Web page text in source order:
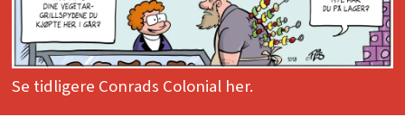
Se tidligere Conrads Colonial her.